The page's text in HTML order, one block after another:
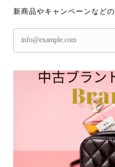
新商品やキャンペーンなど